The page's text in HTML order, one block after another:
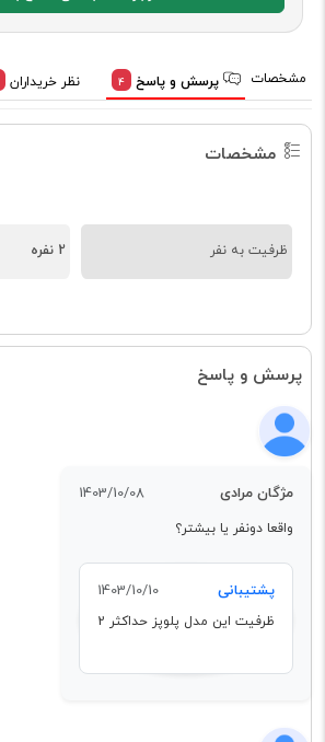
مشخصات پرسش و پاسخ 4 نظر خریداران
مشخصات
ظرفیت به نفر 2 نفره
پرسش و پاسخ
مژگان مرادی 1403/10/08
واقعا دونفر یا بیشتر؟
پشتیبانی 1403/10/10
ظرفیت این مدل پلوپز حداکثر 2